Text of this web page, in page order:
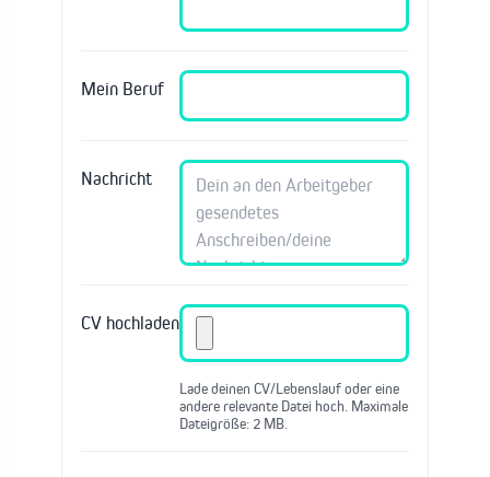
Mein Beruf
Nachricht
CV hochladen
Lade deinen CV/Lebenslauf oder eine
andere relevante Datei hoch. Maximale
Dateigröße: 2 MB.